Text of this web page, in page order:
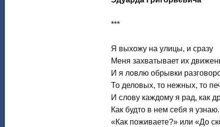
***
Я выхожу на улицы, и сразу
Меня захватывает их
И я ловлю обрывки
То деловых, то нежных, то
И слову каждому я рад, как
Как будто в нем себя я узнаю.
«Как поживаете?» или «До